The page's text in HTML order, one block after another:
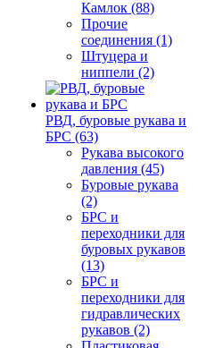
Камлок (88)
Прочие
соединения (1)
Штуцера и
ниппели (2)
РВД, буровые рукава и
БРС (63)
Рукава высокого
давления (45)
Буровые рукава
(2)
БРС и
переходники для
буровых рукавов
(13)
БРС и
переходники для
гидравлических
рукавов (2)